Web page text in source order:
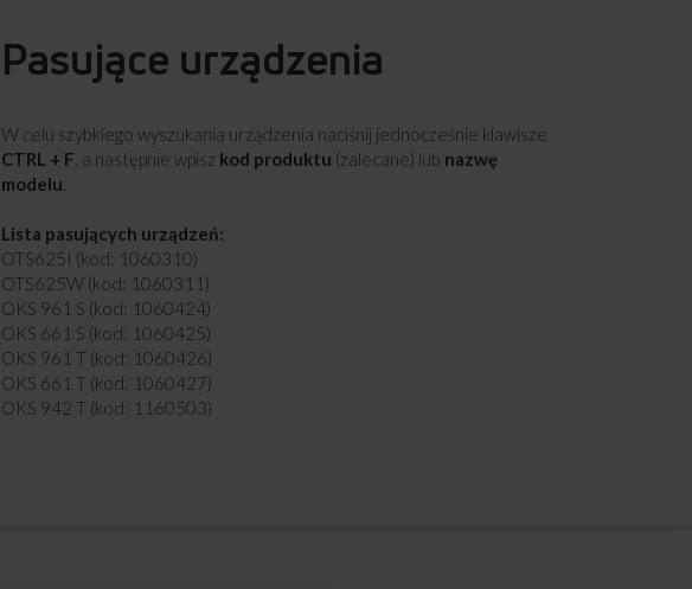
Pasujące urządzenia
W celu szybkiego wyszukania urządzenia naciśnij jednocześnie klawisze
CTRL + F , a następnie wpisz kod produktu (zalecane) lub nazwę
modelu
Lista pasujących urządzeń:
OTS625I (kod: 1060310)
OTS625W (kod: 1060311)
OKS 961 S (kod: 1060424)
OKS 661 S (kod: 1060425)
OKS 961 T (kod: 1060426)
OKS 661 T (kod: 1060427)
OKS 942 T (kod: 1160503)